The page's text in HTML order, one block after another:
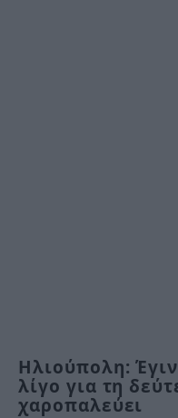
Ηλιούπολη:
λίγο για τη
χαροπαλεύει